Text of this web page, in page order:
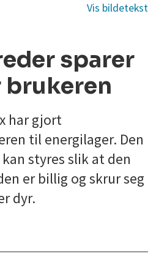
sparer
brukeren
har gjort
til energilager. Den
styres slik at den
er billig og skrur seg
dyr.